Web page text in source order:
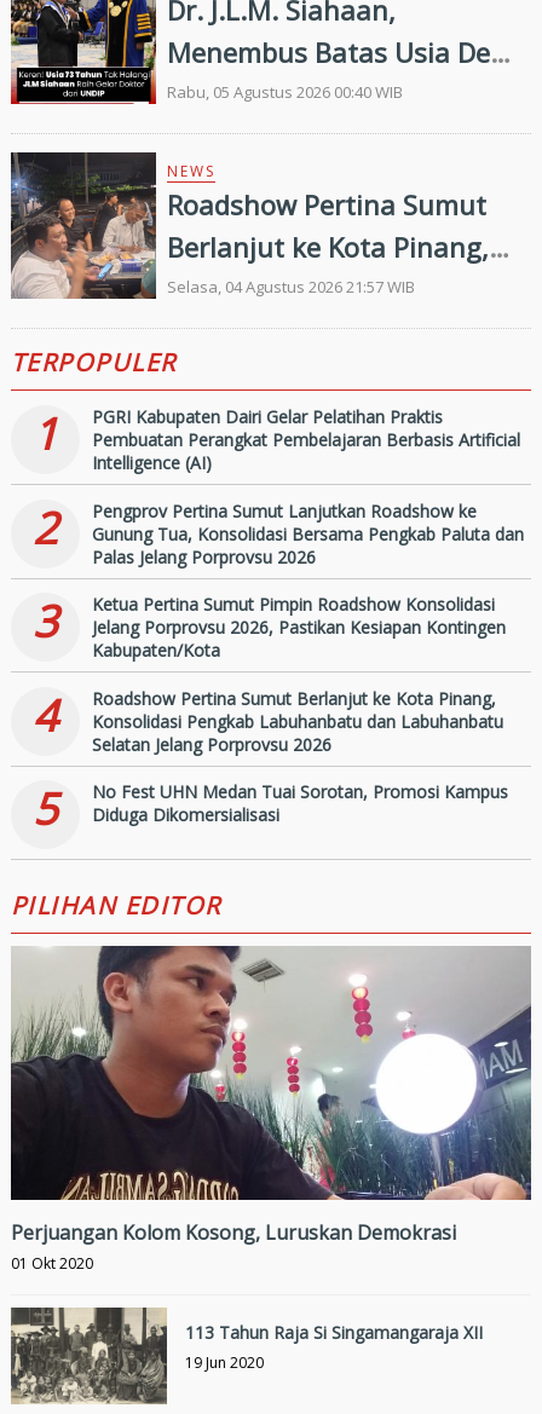
2026
Dr. J.L.M. Siahaan,
Menembus Batas Usia Demi
Ilmu Pengetahuan
Rabu, 05 Agustus 2026 00:40 WIB
NEWS
Roadshow Pertina Sumut
Berlanjut ke Kota Pinang,
Konsolidasi Pengkab
Labuhanbatu dan
Labuhanbatu Selatan Jelang
Porprovsu 2026
Selasa, 04 Agustus 2026 21:57 WIB
TERPOPULER
1
PGRI Kabupaten Dairi Gelar Pelatihan Praktis
Pembuatan Perangkat Pembelajaran Berbasis Artificial
Intelligence (AI)
2
Pengprov Pertina Sumut Lanjutkan Roadshow ke
Gunung Tua, Konsolidasi Bersama Pengkab Paluta dan
Palas Jelang Porprovsu 2026
3
Ketua Pertina Sumut Pimpin Roadshow Konsolidasi
Jelang Porprovsu 2026, Pastikan Kesiapan Kontingen
Kabupaten/Kota
4
Roadshow Pertina Sumut Berlanjut ke Kota Pinang,
Konsolidasi Pengkab Labuhanbatu dan Labuhanbatu
Selatan Jelang Porprovsu 2026
5
No Fest UHN Medan Tuai Sorotan, Promosi Kampus
Diduga Dikomersialisasi
PILIHAN EDITOR
Perjuangan Kolom Kosong, Luruskan Demokrasi
01 Okt 2020
113 Tahun Raja Si Singamangaraja XII
19 Jun 2020